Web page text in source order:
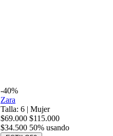
-40%
Zara
Talla: 6 | Mujer
$69.000 $115.000
$34.500 50% usando